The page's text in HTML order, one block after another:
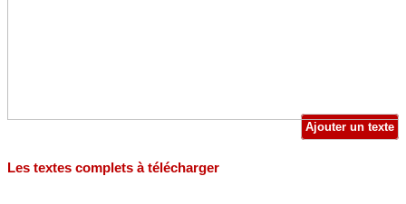
Ajouter un texte
Les textes complets à télécharger